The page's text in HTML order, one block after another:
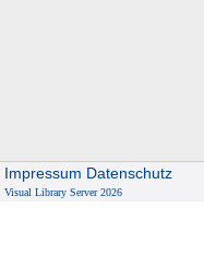
Impressum Datenschutz
Visual Library Server 2026